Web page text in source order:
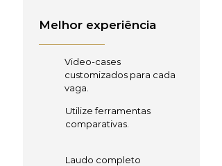
Melhor experiência
Video-cases
customizados para cada
vaga.
Utilize ferramentas
comparativas.
Laudo completo